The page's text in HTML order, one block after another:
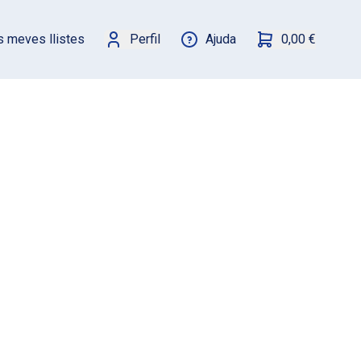
meves llistes Perfil Ajuda 0,00 €